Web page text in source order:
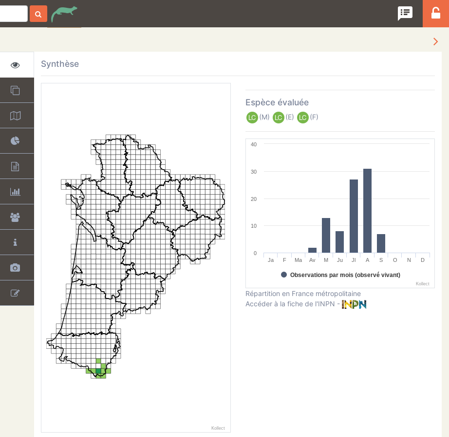
speaker_notes
Synthèse
Kollect
Espèce évaluée
LC (M) LC (E) LC (F)
Observations par mois (observé vivant)
Ja F Ma Av M Ju Jl A S O N D
0
10
20
30
40
Kollect
Répartition en France métropolitaine
Accéder à la fiche de l'INPN -